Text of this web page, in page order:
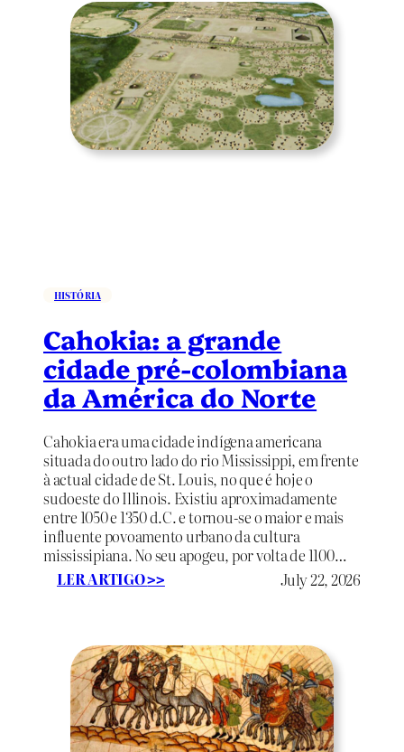
HISTÓRIA
Cahokia: a grande
cidade pré-colombiana
da América do Norte
Cahokia era uma cidade indígena americana
situada do outro lado do rio Mississippi, em frente
à actual cidade de St. Louis, no que é hoje o
sudoeste do Illinois. Existiu aproximadamente
entre 1050 e 1350 d.C. e tornou-se o maior e mais
influente povoamento urbano da cultura
mississipiana. No seu apogeu, por volta de 1100…
LER ARTIGO>>:
o
k
i
a
:
July 22, 2026